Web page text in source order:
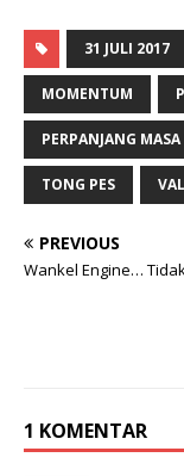
31 JULI 2017
MOMENTUM
PERPANJANG
TONG PES
PREVIOUS
Wankel Engine…
1 KOMENTAR